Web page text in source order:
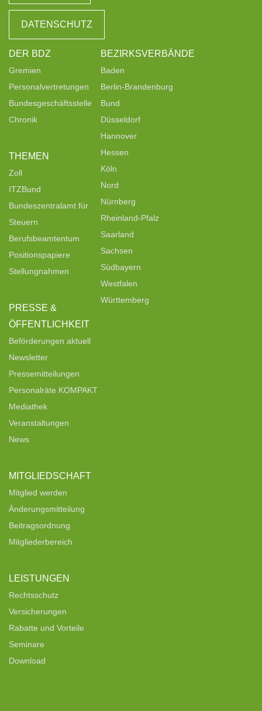
DATENSCHUTZ
DER BDZ
Gremien
Personalvertretungen
Bundesgeschäftsstelle
Chronik
THEMEN
Zoll
ITZBund
Bundeszentralamt für
Steuern
Berufsbeamtentum
Positionspapiere
Stellungnahmen
PRESSE &
ÖFFENTLICHKEIT
Beförderungen aktuell
Newsletter
Pressemitteilungen
Personalräte KOMPAKT
Mediathek
Veranstaltungen
News
MITGLIEDSCHAFT
Mitglied werden
Änderungsmitteilung
Beitragsordnung
Mitgliederbereich
LEISTUNGEN
Rechtsschutz
Versicherungen
Rabatte und Vorteile
Seminare
Download
BEZIRKSVERBÄNDE
Baden
Berlin-Brandenburg
Bund
Düsseldorf
Hannover
Hessen
Köln
Nord
Nürnberg
Rheinland-Pfalz
Saarland
Sachsen
Südbayern
Westfalen
Württemberg